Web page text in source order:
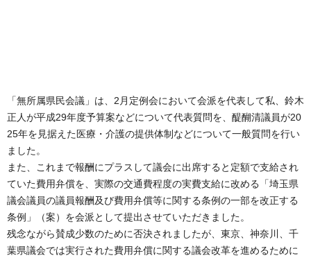
「無所属県民会議」は、2月定例会において会派を代表して私、鈴木
正人が平成29年度予算案などについて代表質問を、醍醐清議員が20
25年を見据えた医療・介護の提供体制などについて一般質問を行い
ました。
また、これまで報酬にプラスして議会に出席すると定額で支給され
ていた費用弁償を、実際の交通費程度の実費支給に改める「埼玉県
議会議員の議員報酬及び費用弁償等に関する条例の一部を改正する
条例」（案）を会派として提出させていただきました。
残念ながら賛成少数のために否決されましたが、東京、神奈川、千
葉県議会では実行された費用弁償に関する議会改革を進めるために